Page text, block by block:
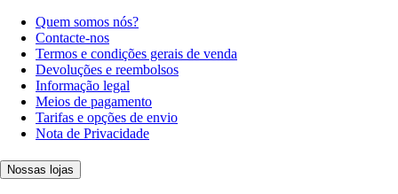
Quem somos nós?
Contacte-nos
Termos e condições gerais de venda
Devoluções e reembolsos
Informação legal
Meios de pagamento
Tarifas e opções de envio
Nota de Privacidade
Nossas lojas